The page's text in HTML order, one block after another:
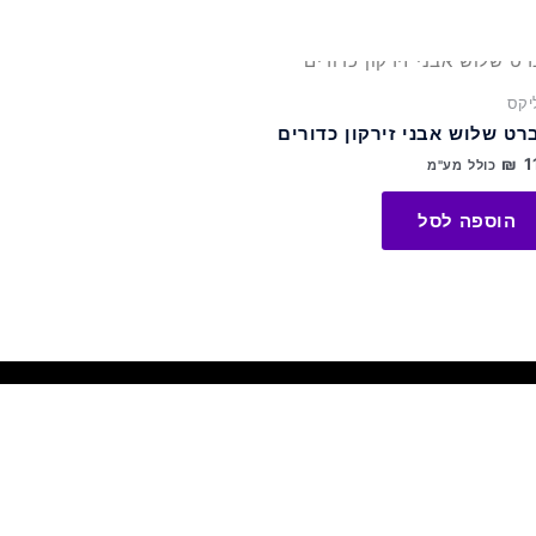
שלוש אבני זירקון כדורים
₪ כולל מע"מ
הוספה לסל